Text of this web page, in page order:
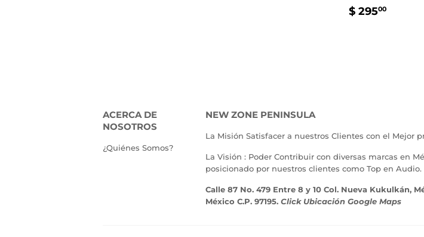
PRECIO
$ 29500
ACERCA DE
NOSOTROS
¿Quiénes Somos?
NEW ZONE PENINSULA
La Misión Satisfacer a nuestros Clientes con el Mejor
La Visión : Poder Contribuir con diversas marcas en
posicionado por nuestros clientes como Top en Audio.
Calle 87 No. 479 Entre 8 y 10 Col. Nueva Kukulkán,
México C.P. 97195. Click Ubicación Google Maps